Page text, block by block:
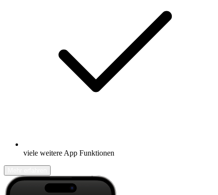
viele weitere App Funktionen